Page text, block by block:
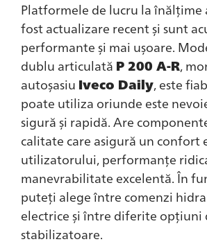
Platformele de lucru la înălțime
fost actualizare recent și sunt
performante și mai ușoare.
dublu articulată P 200 A-R,
autoșasiu Iveco Daily, este
poate utiliza oriunde este
sigură și rapidă. Are
calitate care asigură un confort
utilizatorului, performanțe
manevrabilitate excelentă. În
puteți alege între comenzi
electrice și între diferite opțiuni
stabilizatoare.